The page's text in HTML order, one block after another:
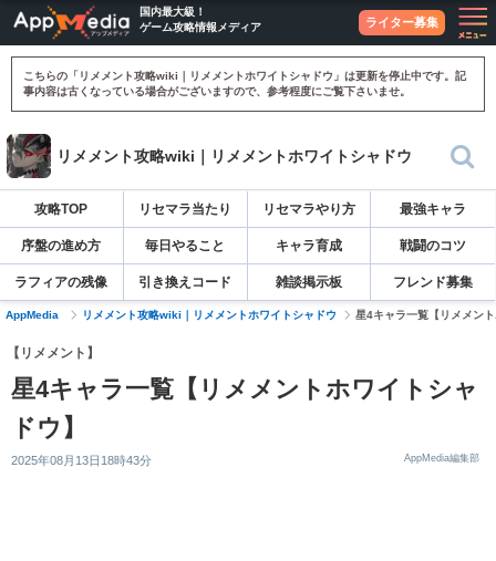
国内最大級！
ゲーム攻略情報メディア
ライター募集
こちらの「リメメント攻略wiki｜リメメントホワイトシャドウ」は更新を停止中です。記
事内容は古くなっている場合がございますので、参考程度にご覧下さいませ。
リメメント攻略wiki｜リメメントホワイトシャドウ
攻略TOP リセマラ当たり リセマラやり方 最強キャラ
序盤の進め方 毎日やること キャラ育成 戦闘のコツ
ラフィアの残像 引き換えコード 雑談掲示板 フレンド募集
AppMedia リメメント攻略wiki｜リメメントホワイトシャドウ 星4キャラ一覧【リメメン
【リメメント】
星4キャラ一覧【リメメントホワイトシャ
ドウ】
2025年08月13日18時43分 AppMedia編集部